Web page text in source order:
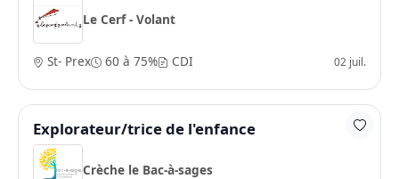
Le Cerf - Volant
St- Prex 60 à 75% CDI 02 juil.
Explorateur/trice de l'enfance
Crèche le Bac-à-sages